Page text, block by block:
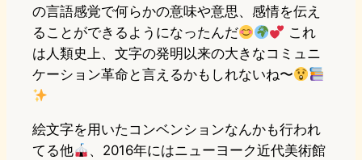
の言語感覚で何らかの意味や意思、感情を伝え
ることができるようになったんだ
これ
は人類史上、文字の発明以来の大きなコミュニ
ケーション革命と言えるかもしれないね〜
絵文字を用いたコンベンションなんかも行われ
てる他
、2016年にはニューヨーク近代美術館